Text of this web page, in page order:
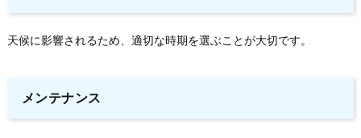
天候に影響されるため、適切な時期を選ぶことが大切です。
メンテナンス